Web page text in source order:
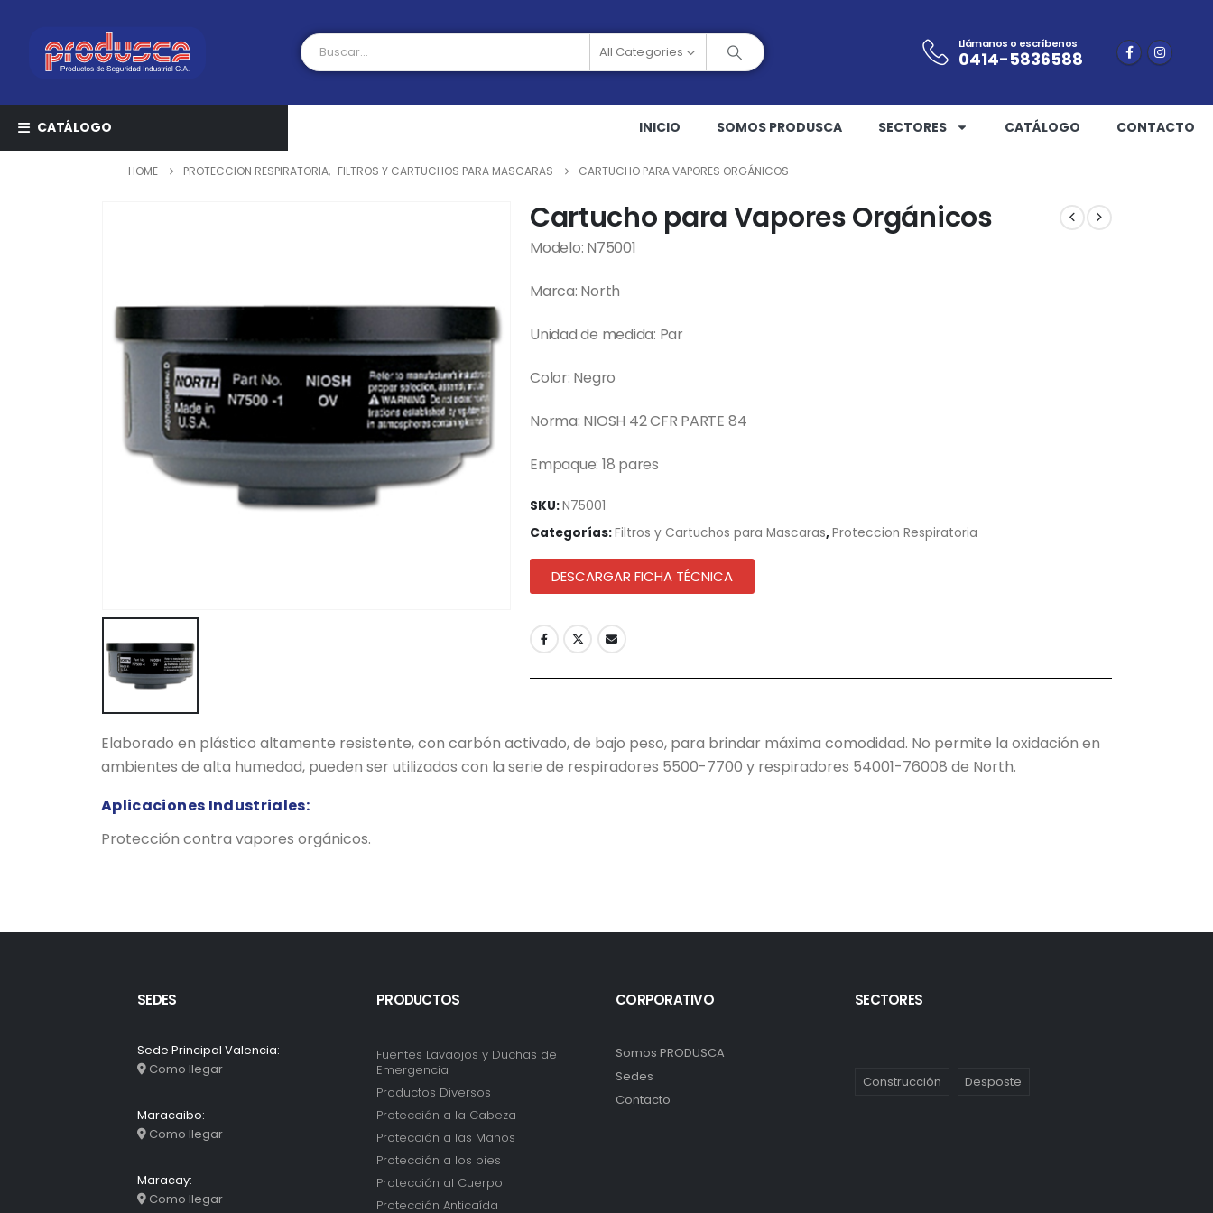
All Categories Llámanos o escríbenos
0414-5836588
CATÁLOGO INICIO SOMOS PRODUSCA SECTORES CATÁLOGO CONTACTO
HOME PROTECCION RESPIRATORIA, FILTROS Y CARTUCHOS PARA MASCARAS CARTUCHO PARA VAPORES ORGÁNICOS
Cartucho para Vapores Orgánicos
Modelo: N75001
Marca: North
Unidad de medida: Par
Color: Negro
Norma: NIOSH 42 CFR PARTE 84
Empaque: 18 pares
SKU:N75001
Categorías:Filtros y Cartuchos para Mascaras,Proteccion Respiratoria
DESCARGAR FICHA TÉCNICA
Elaborado en plástico altamente resistente, con carbón activado, de bajo peso, para brindar máxima comodidad. No permite la oxidación en
ambientes de alta humedad, pueden ser utilizados con la serie de respiradores 5500-7700 y respiradores 54001-76008 de North.
Aplicaciones Industriales:
Protección contra vapores orgánicos.
SEDES
Sede Principal Valencia:
Como llegar
Maracaibo:
Como llegar
Maracay:
Como llegar
PRODUCTOS
Fuentes Lavaojos y Duchas de
Emergencia
Productos Diversos
Protección a la Cabeza
Protección a las Manos
Protección a los pies
Protección al Cuerpo
Protección Anticaída
CORPORATIVO
Somos PRODUSCA
Sedes
Contacto
SECTORES
Construcción Desposte